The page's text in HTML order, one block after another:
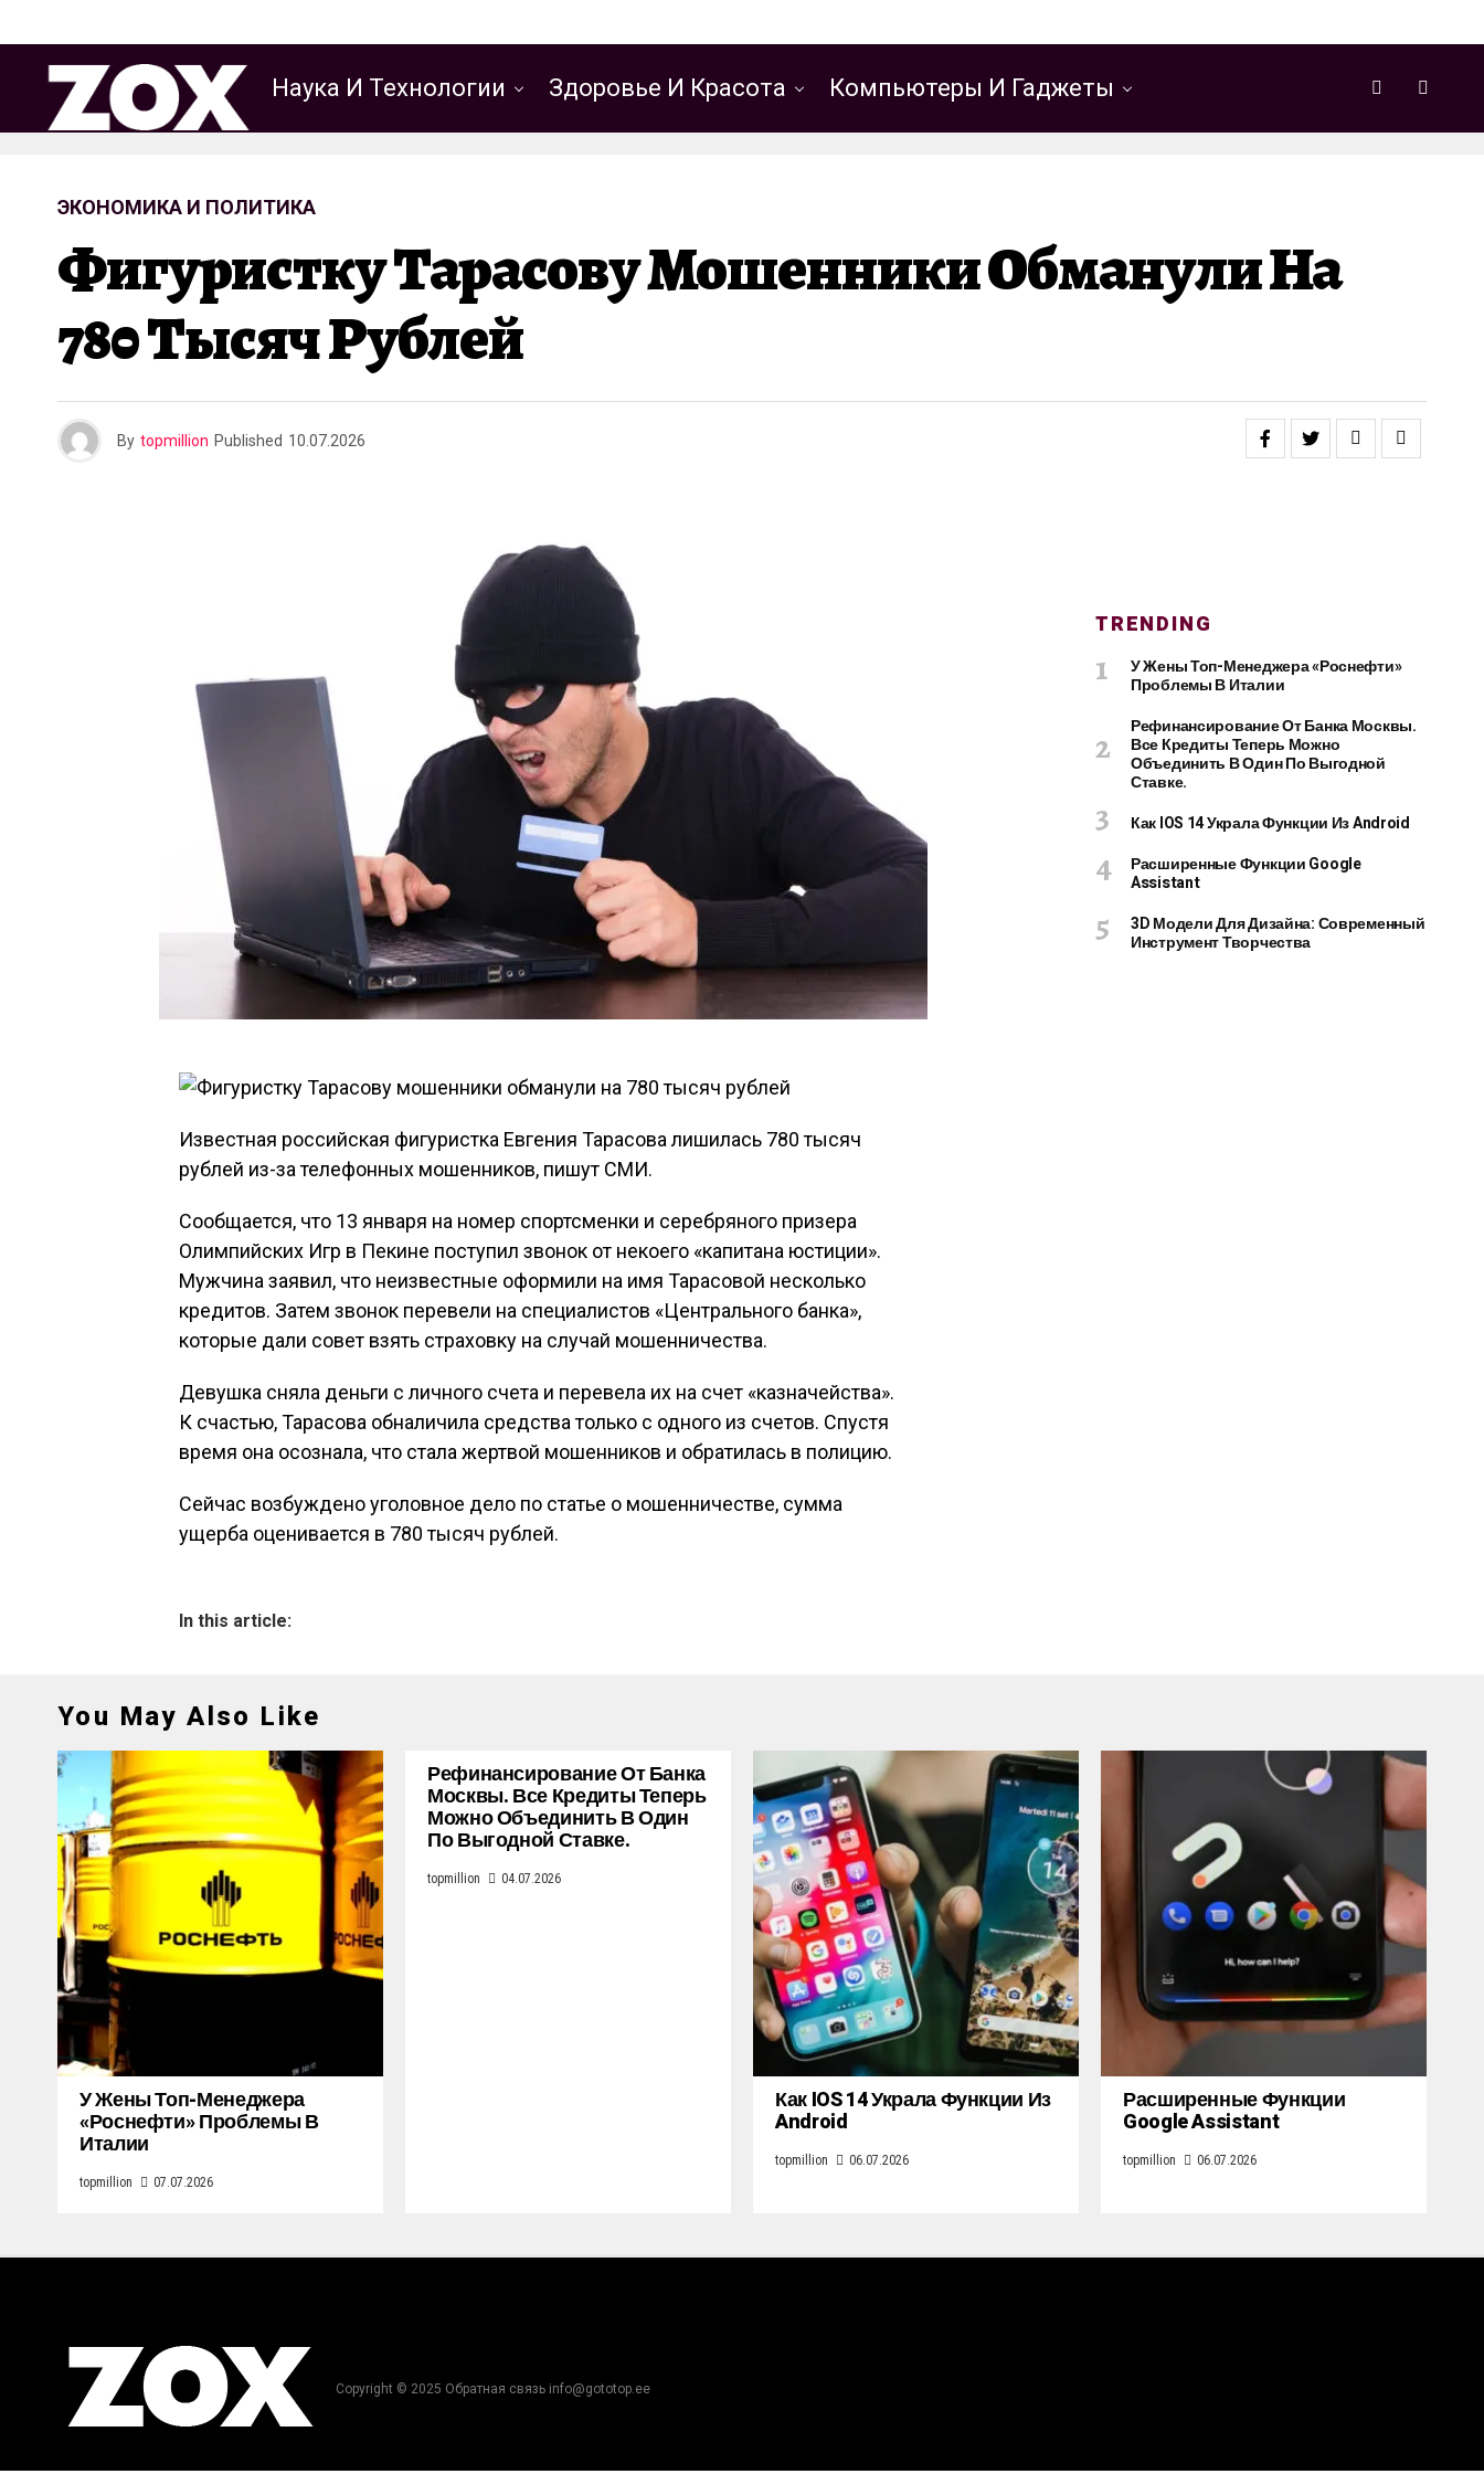
Наука И Технологии Здоровье И Красота Компьютеры И Гаджеты
ЭКОНОМИКА И ПОЛИТИКА
Фигуристку Тарасову Мошенники Обманули На
780 Тысяч Рублей
By topmillion Published 10.07.2026
Известная российская фигуристка Евгения Тарасова лишилась 780 тысяч
рублей из-за телефонных мошенников, пишут СМИ.
Сообщается, что 13 января на номер спортсменки и серебряного призера
Олимпийских Игр в Пекине поступил звонок от некоего «капитана юстиции».
Мужчина заявил, что неизвестные оформили на имя Тарасовой несколько
кредитов. Затем звонок перевели на специалистов «Центрального банка»,
которые дали совет взять страховку на случай мошенничества.
Девушка сняла деньги с личного счета и перевела их на счет «казначейства».
К счастью, Тарасова обналичила средства только с одного из счетов. Спустя
время она осознала, что стала жертвой мошенников и обратилась в полицию.
Сейчас возбуждено уголовное дело по статье о мошенничестве, сумма
ущерба оценивается в 780 тысяч рублей.
In this article:
TRENDING
У Жены Топ-Менеджера «Роснефти»
Проблемы В Италии
Рефинансирование От Банка Москвы.
Все Кредиты Теперь Можно
Объединить В Один По Выгодной
Ставке.
Как IOS 14 Украла Функции Из Android
Расширенные Функции Google
Assistant
3D Модели Для Дизайна: Современный
Инструмент Творчества
You May Also Like
У Жены Топ-Менеджера
«Роснефти» Проблемы В
Италии
topmillion 07.07.2026
Рефинансирование От Банка
Москвы. Все Кредиты Теперь
Можно Объединить В Один
По Выгодной Ставке.
topmillion 04.07.2026
Как IOS 14 Украла Функции Из
Android
topmillion 06.07.2026
Расширенные Функции
Google Assistant
topmillion 06.07.2026
Copyright © 2025 Обратная связь info@gototop.ee